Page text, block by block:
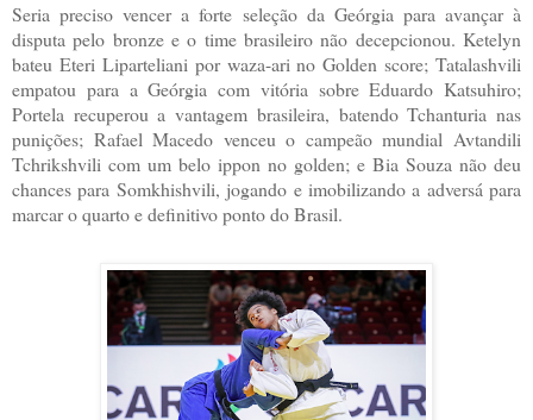
Seria preciso vencer a forte seleção da Geórgia para avançar à
disputa pelo bronze e o time brasileiro não decepcionou. Ketelyn
bateu Eteri Liparteliani por waza-ari no Golden score; Tatalashvili
empatou para a Geórgia com vitória sobre Eduardo Katsuhiro;
Portela recuperou a vantagem brasileira, batendo Tchanturia nas
punições; Rafael Macedo venceu o campeão mundial Avtandili
Tchrikshvili com um belo ippon no golden; e Bia Souza não deu
chances para Somkhishvili, jogando e imobilizando a adversá para
marcar o quarto e definitivo ponto do Brasil.